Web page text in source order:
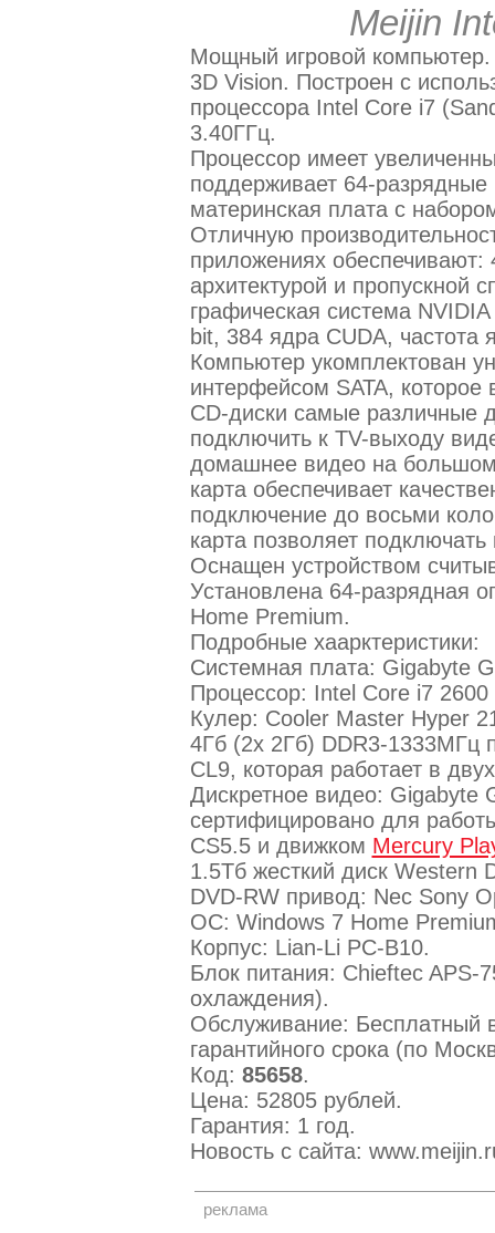
Meijin
Мощный игровой компьютер.
3D Vision. Построен с
процессора Intel Core i7
3.40ГГц.
Процессор имеет
поддерживает 64-
материнская плата с
Отличную
приложениях обеспечивают:
архитектурой и пропускной
графическая система
bit, 384 ядра CUDA,
Компьютер укомплектован
интерфейсом SATA, которое
CD-диски самые различные
подключить к TV-выходу
домашнее видео на большом
карта обеспечивает
подключение до восьми
карта позволяет
Оснащен устройством
Установлена 64-разрядная
Home Premium.
Подробные хаарктеристики:
Системная плата: Gigabyte
Процессор: Intel Core i7
Кулер: Cooler Master Hyper
4Гб (2х 2Гб) DDR3-1333МГц
CL9, которая работает в
Дискретное видео: Gigabyte
сертифицировано для
CS5.5 и движком Mercury
1.5Тб жесткий диск Western
DVD-RW привод: Nec Sony
ОС: Windows 7 Home
Корпус: Lian-Li PC-B10.
Блок питания: Chieftec APS-
охлаждения).
Обслуживание: Бесплатный
гарантийного срока (по
Код: 85658.
Цена: 52805 рублей.
Гарантия: 1 год.
Новость с сайта:
реклама